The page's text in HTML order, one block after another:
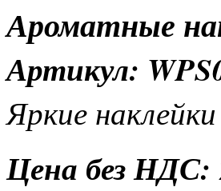
Ароматные
Артикул:
Яркие
Цена без НДС: